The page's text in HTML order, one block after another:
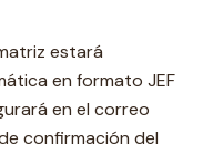
estará
en formato JEF
en el correo
confirmación del